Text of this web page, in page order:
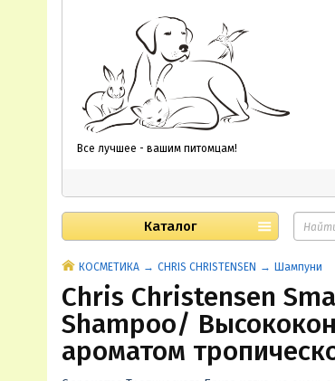
Все лучшее - вашим питомцам!
Каталог
КОСМЕТИКА CHRIS CHRISTENSEN Шампуни
Chris Christensen
Shampoo/
ароматом